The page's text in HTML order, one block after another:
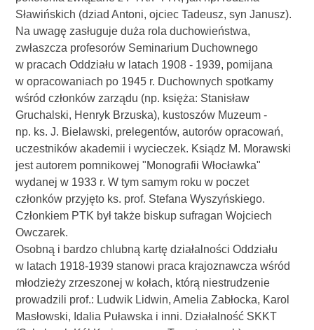
Sławińskich (dziad Antoni, ojciec Tadeusz, syn Janusz).
Na uwagę zasługuje duża rola duchowieństwa,
zwłaszcza profesorów Seminarium Duchownego
w pracach Oddziału w latach 1908 - 1939, pomijana
w opracowaniach po 1945 r. Duchownych spotkamy
wśród członków zarządu (np. księża: Stanisław
Gruchalski, Henryk Brzuska), kustoszów Muzeum -
np. ks. J. Bielawski, prelegentów, autorów opracowań,
uczestników akademii i wycieczek. Ksiądz M. Morawski
jest autorem pomnikowej "Monografii Włocławka"
wydanej w 1933 r. W tym samym roku w poczet
członków przyjęto ks. prof. Stefana Wyszyńskiego.
Członkiem PTK był także biskup sufragan Wojciech
Owczarek.
Osobną i bardzo chlubną kartę działalności Oddziału
w latach 1918-1939 stanowi praca krajoznawcza wśród
młodzieży zrzeszonej w kołach, którą niestrudzenie
prowadzili prof.: Ludwik Lidwin, Amelia Zabłocka, Karol
Masłowski, Idalia Puławska i inni. Działalność SKKT